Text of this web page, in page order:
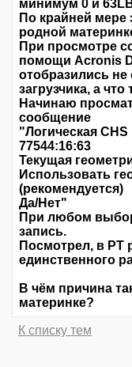
минимум 0 и
По крайней мере
родной
При просмотре
помощи Acronis
отобразились не
загрузчика, а
Начинаю
сообщение
"Логическая
77544:16:63
Текущая
Использовать
(рекомендуется)
Да/Нет"
При любом
запись.
Посмотрел, в PT
единственного
В чём причина
материнке?
К списку тем